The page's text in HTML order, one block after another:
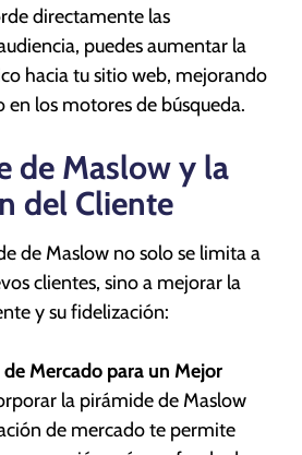
directamente las
puedes aumentar la
hacia tu sitio web, mejorando
los motores de búsqueda.
de Maslow y la
del Cliente
de Maslow no solo se limita a
clientes, sino a mejorar la
y su fidelización:
Mercado para un Mejor
la pirámide de Maslow
de mercado te permite